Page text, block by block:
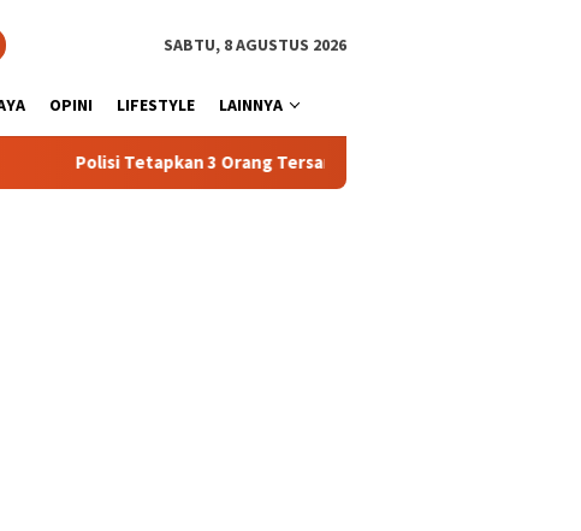
SABTU, 8 AGUSTUS 2026
OPINI LIFESTYLE LAINNYA
Orang Tersangka Baru Kasus Penyalahgunaan BBM Subsidi di Tator